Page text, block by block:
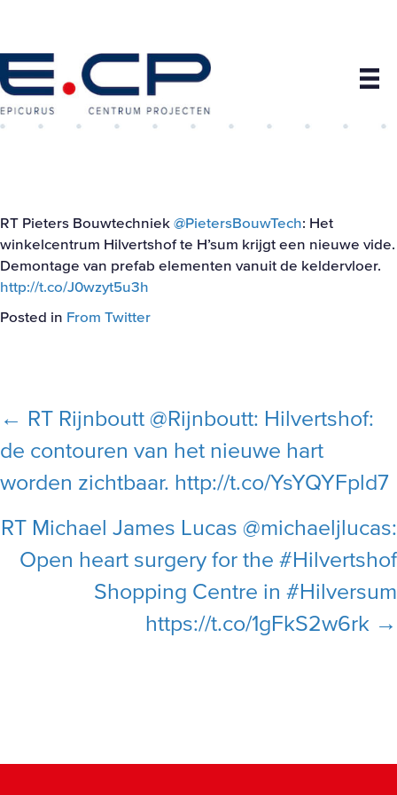
RT Pieters Bouwtechniek @PietersBouwTech: Het
winkelcentrum Hilvertshof te H’sum krijgt een nieuwe vide.
Demontage van prefab elementen vanuit de keldervloer.
http://t.co/J0wzyt5u3h
Posted in From Twitter
Posts
navigation
← RT Rijnboutt @Rijnboutt: Hilvertshof:
de contouren van het nieuwe hart
worden zichtbaar. http://t.co/YsYQYFpld7
RT Michael James Lucas @michaeljlucas:
Open heart surgery for the #Hilvertshof
Shopping Centre in #Hilversum
https://t.co/1gFkS2w6rk →